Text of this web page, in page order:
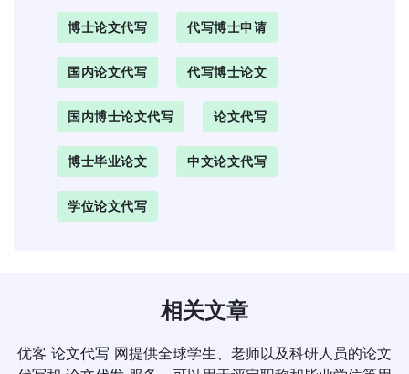
博士论文代写 代写博士申请
国内论文代写 代写博士论文
国内博士论文代写 论文代写
博士毕业论文 中文论文代写
学位论文代写
相关文章
优客 论文代写 网提供全球学生、老师以及科研人员的论文